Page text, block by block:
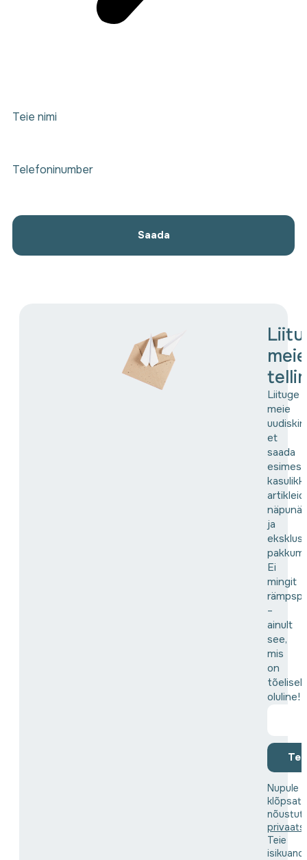
Teie nimi
Telefoninumber
Saada
meie
Liituge
meie
et
saada
artikleid,
ja
Ei
mingit
–
ainult
see,
mis
on
tõeliselt
oluline!
Nupule
Teie